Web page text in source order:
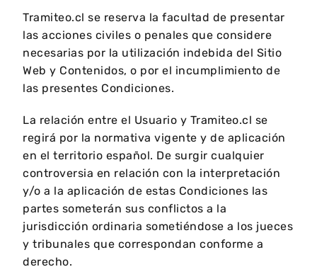
Tramiteo.cl se reserva la facultad de presentar
las acciones civiles o penales que considere
necesarias por la utilización indebida del Sitio
Web y Contenidos, o por el incumplimiento de
las presentes Condiciones.
La relación entre el Usuario y Tramiteo.cl se
regirá por la normativa vigente y de aplicación
en el territorio español. De surgir cualquier
controversia en relación con la interpretación
y/o a la aplicación de estas Condiciones las
partes someterán sus conflictos a la
jurisdicción ordinaria sometiéndose a los jueces
y tribunales que correspondan conforme a
derecho.